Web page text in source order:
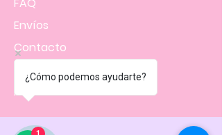
Envíos
Contacto
Facturación
Políticas
¿Cómo podemos ayudarte?